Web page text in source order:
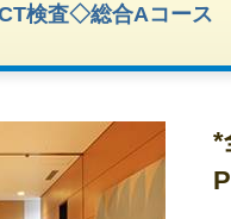
検査◇総合Aコース
*